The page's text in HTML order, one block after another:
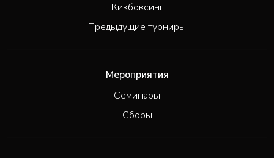
Кикбоксинг
Предыдущие турниры
Мероприятия
Семинары
Сборы